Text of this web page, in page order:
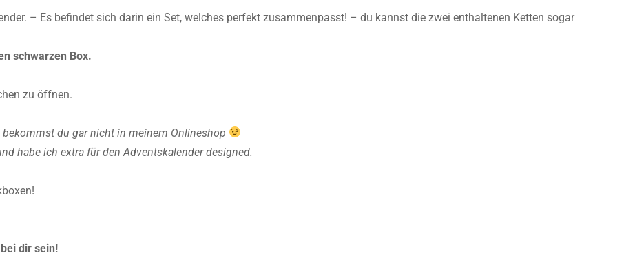
– Es befindet sich darin ein Set, welches perfekt zusammenpasst! – du kannst die zwei enthaltenen Ketten sogar
schwarzen Box.
zu öffnen.
du gar nicht in meinem Onlineshop
habe ich extra für den Adventskalender designed.
dir sein!